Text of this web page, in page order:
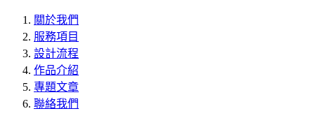
關於我們
服務項目
設計流程
作品介紹
專題文章
聯絡我們